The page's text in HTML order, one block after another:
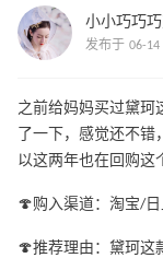
小小巧巧
发布于 06-14
之前给妈妈买过黛珂
了一下，感觉还不
以这两年也在回购这
🍄购入渠道：淘宝/
🍄推荐理由：黛珂这